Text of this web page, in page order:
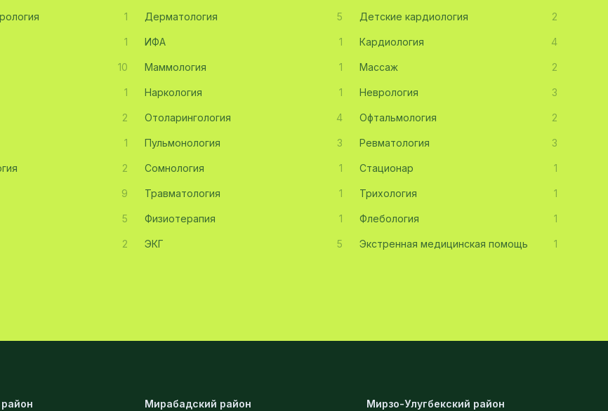
1 Дерматология 5 Детские кардиология 2
1 ИФА 1 Кардиология 4
10 Маммология 1 Массаж 2
1 Наркология 1 Неврология 3
2 Отоларингология 4 Офтальмология 2
1 Пульмонология 3 Ревматология 3
2 Сомнология 1 Стационар 1
9 Травматология 1 Трихология 1
5 Физиотерапия 1 Флебология 1
2 ЭКГ 5 Экстренная медицинская помощь 1
Мирабадский район
Мирзо-Улугбекский район